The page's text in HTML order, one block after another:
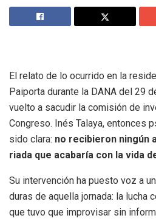
El relato de lo ocurrido en la
Paiporta durante la DANA del 29
vuelto a sacudir la comisión de
Congreso. Inés Talaya, entonces
sido clara: no recibieron ningún
riada que acabaría con la vida
Su intervención ha puesto voz a
duras de aquella jornada: la lucha
que tuvo que improvisar sin